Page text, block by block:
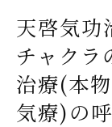
天啓気功
チャクラ
治療(本
気療)の